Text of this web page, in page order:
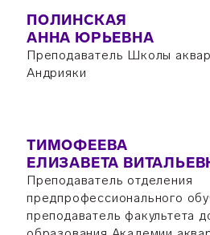
ПОЛИНСКАЯ
АННА ЮРЬЕВНА
Преподаватель Школы
Андрияки
ТИМОФЕЕВА
ЕЛИЗАВЕТА
Преподаватель отделения
предпрофессионального
преподаватель факультета